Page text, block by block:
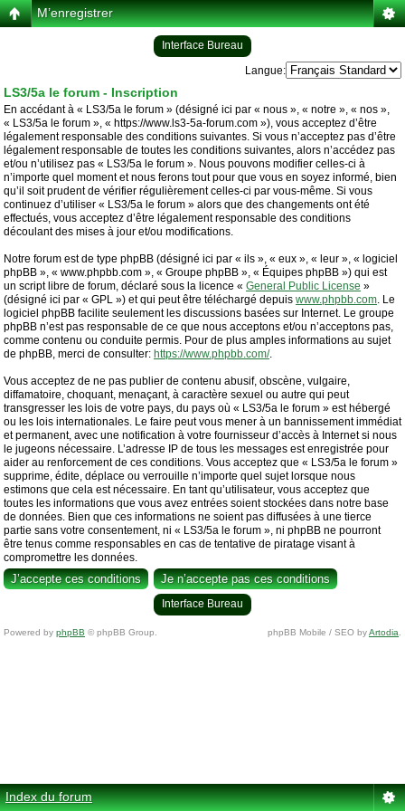
M’enregistrer
Interface Bureau
Langue:
LS3/5a le forum - Inscription
En accédant à « LS3/5a le forum » (désigné ici par « nous », « notre », « nos »,
« LS3/5a le forum », « https://www.ls3-5a-forum.com »), vous acceptez d’être
légalement responsable des conditions suivantes. Si vous n’acceptez pas d’être
légalement responsable de toutes les conditions suivantes, alors n’accédez pas
et/ou n’utilisez pas « LS3/5a le forum ». Nous pouvons modifier celles-ci à
n’importe quel moment et nous ferons tout pour que vous en soyez informé, bien
qu’il soit prudent de vérifier régulièrement celles-ci par vous-même. Si vous
continuez d’utiliser « LS3/5a le forum » alors que des changements ont été
effectués, vous acceptez d’être légalement responsable des conditions
découlant des mises à jour et/ou modifications.
Notre forum est de type phpBB (désigné ici par « ils », « eux », « leur », « logiciel
phpBB », « www.phpbb.com », « Groupe phpBB », « Équipes phpBB ») qui est
un script libre de forum, déclaré sous la licence « General Public License »
(désigné ici par « GPL ») et qui peut être téléchargé depuis www.phpbb.com. Le
logiciel phpBB facilite seulement les discussions basées sur Internet. Le groupe
phpBB n’est pas responsable de ce que nous acceptons et/ou n’acceptons pas,
comme contenu ou conduite permis. Pour de plus amples informations au sujet
de phpBB, merci de consulter: https://www.phpbb.com/.
Vous acceptez de ne pas publier de contenu abusif, obscène, vulgaire,
diffamatoire, choquant, menaçant, à caractère sexuel ou autre qui peut
transgresser les lois de votre pays, du pays où « LS3/5a le forum » est hébergé
ou les lois internationales. Le faire peut vous mener à un bannissement immédiat
et permanent, avec une notification à votre fournisseur d’accès à Internet si nous
le jugeons nécessaire. L’adresse IP de tous les messages est enregistrée pour
aider au renforcement de ces conditions. Vous acceptez que « LS3/5a le forum »
supprime, édite, déplace ou verrouille n’importe quel sujet lorsque nous
estimons que cela est nécessaire. En tant qu’utilisateur, vous acceptez que
toutes les informations que vous avez entrées soient stockées dans notre base
de données. Bien que ces informations ne soient pas diffusées à une tierce
partie sans votre consentement, ni « LS3/5a le forum », ni phpBB ne pourront
être tenus comme responsables en cas de tentative de piratage visant à
compromettre les données.
Interface Bureau
Powered by phpBB © phpBB Group. phpBB Mobile / SEO byArtodia
Index du forum